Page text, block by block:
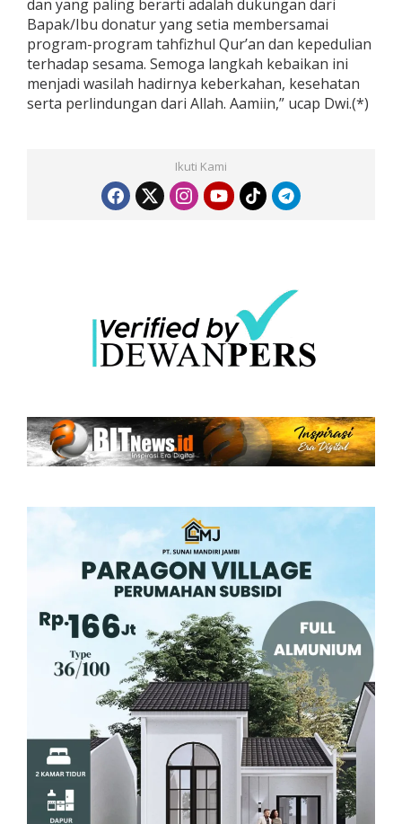
dan yang paling berarti adalah dukungan dari
Bapak/Ibu donatur yang setia membersamai
program-program tahfizhul Qur’an dan kepedulian
terhadap sesama. Semoga langkah kebaikan ini
menjadi wasilah hadirnya keberkahan, kesehatan
serta perlindungan dari Allah. Aamiin,” ucap Dwi.(*)
Ikuti Kami